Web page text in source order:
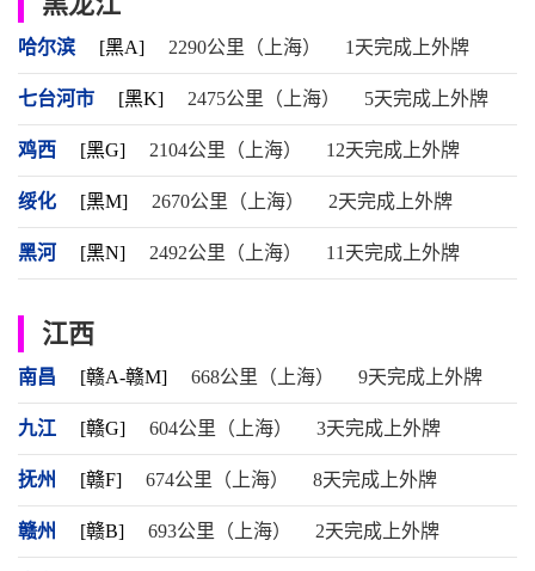
哈尔滨 [黑A] 2290公里（上海） 1天完成上外牌
七台河市 [黑K] 2475公里（上海） 5天完成上外牌
鸡西 [黑G] 2104公里（上海） 12天完成上外牌
绥化 [黑M] 2670公里（上海） 2天完成上外牌
黑河 [黑N] 2492公里（上海） 11天完成上外牌
江西
南昌 [赣A-赣M] 668公里（上海） 9天完成上外牌
九江 [赣G] 604公里（上海） 3天完成上外牌
抚州 [赣F] 674公里（上海） 8天完成上外牌
赣州 [赣B] 693公里（上海） 2天完成上外牌